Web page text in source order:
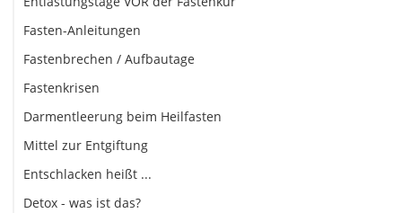
Fasten-Anleitungen
Fastenbrechen / Aufbautage
Fastenkrisen
Darmentleerung beim Heilfasten
Mittel zur Entgiftung
Entschlacken heißt ...
Detox - was ist das?